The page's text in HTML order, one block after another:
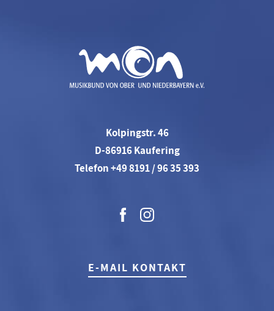
Kolpingstr. 46
D-86916 Kaufering
Telefon +49 8191 / 96 35 393
E-MAIL KONTAKT